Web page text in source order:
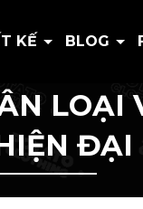
KẾ BLOG
LOẠI
ĐẠI